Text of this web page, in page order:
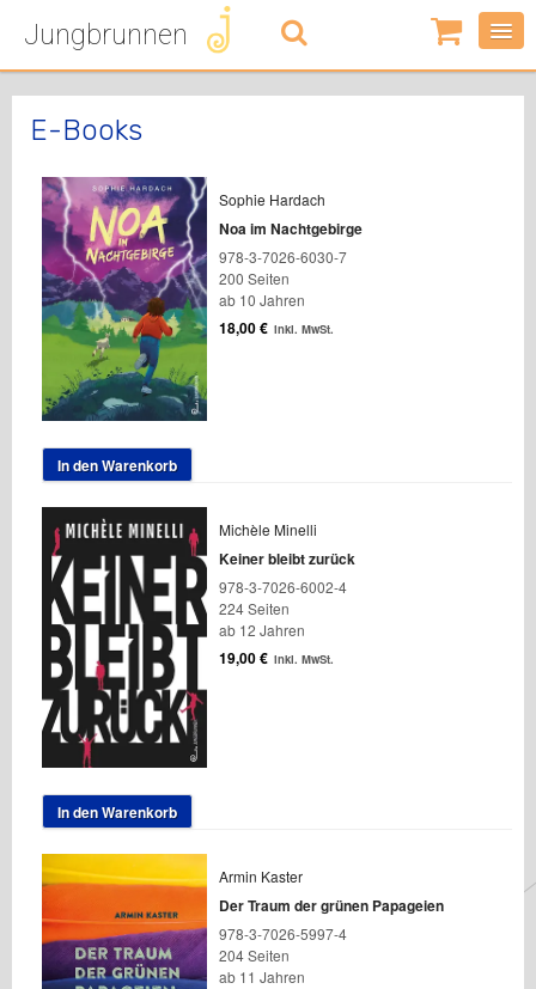
Jungbrunnen
0
Artikel
-
E-Books
Sophie Hardach
Noa im Nachtgebirge
978-3-7026-6030-7
200 Seiten
ab 10 Jahren
18,00€ inkl. MwSt.
In den Warenkorb
Michèle Minelli
Keiner bleibt zurück
978-3-7026-6002-4
224 Seiten
ab 12 Jahren
19,00€ inkl. MwSt.
In den Warenkorb
Armin Kaster
Der Traum der grünen Papageien
978-3-7026-5997-4
204 Seiten
ab 11 Jahren